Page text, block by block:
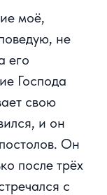
моё,
не
его
Господа
свою
и он
Он
после трёх
с